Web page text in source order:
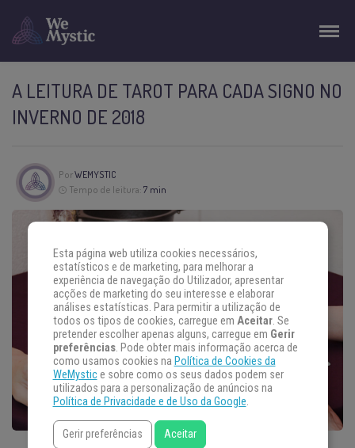
A LEITURA DE TAROT PARA CADA SIGNO NO
INVERNO DE 2018
PorWEMYSTIC
Tempo de leitura: 7 min
Esta página web utiliza cookies necessários,
estatísticos e de marketing, para melhorar a
experiência de navegação do Utilizador, apresentar
acções de marketing do seu interesse e elaborar
análises estatísticas. Para permitir a utilização de
todos os tipos de cookies, carregue em Aceitar. Se
pretender escolher apenas alguns, carregue em Gerir
preferências. Pode obter mais informação acerca de
como usamos cookies na Política de Cookies da
WeMystice sobre como os seus dados podem ser
utilizados para a personalização de anúncios na
Política de Privacidade e de Uso da Google.
Gerir preferências Aceitar